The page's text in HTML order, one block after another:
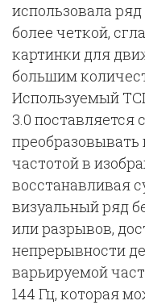
использовала
более четкой,
картинки для
большим
Используемый
3.0 поставляется
частотой в
восстанавливая
визуальный ряд
или разрывов,
непрерывности
варьируемой
144 Гц, которая